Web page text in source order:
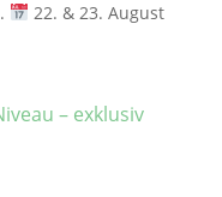
22. & 23. August
– exklusiv